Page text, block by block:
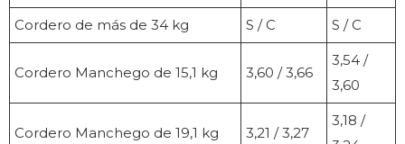
Cordero de más de 34 kg S / C S / C
Cordero Manchego de 15,1 kg 3,60 / 3,66
3,54 /
3,60
Cordero Manchego de 19,1 kg 3,21 / 3,27
3,18 /